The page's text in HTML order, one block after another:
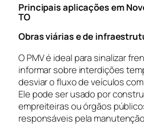
Principais aplicações em
TO
Obras viárias e de
O PMV é ideal para sinalizar
informar sobre interdições
desviar o fluxo de veículos
Ele pode ser usado por
empreiteiras ou órgãos
responsáveis pela